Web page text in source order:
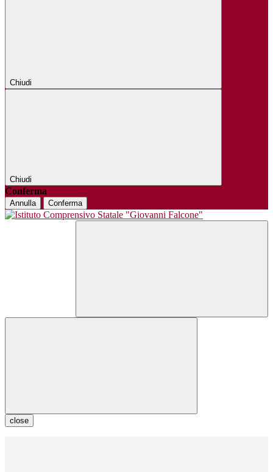
Chiudi
Chiudi
Conferma
Annulla Conferma
close